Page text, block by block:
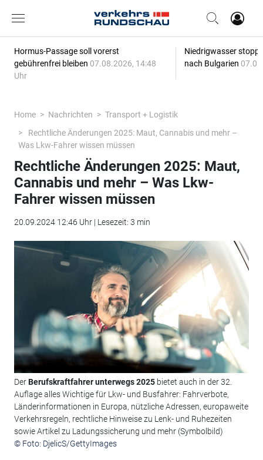
Hormus-Passage soll vorerst
gebührenfrei bleiben 07.08.2026, 14:48
Uhr
Niedrigwasser
nach Bulgarien
Home Nachrichten
Transport + Logistik
Rechtliche Änderungen 2025: Maut, Cannabis und mehr –
Was Lkw-Fahrer wissen müssen
Rechtliche Änderungen 2025: Maut,
Cannabis und mehr – Was Lkw-
Fahrer wissen müssen
20.09.2024 12:46 Uhr | Lesezeit: 3 min
DerBerufskraftfahrer unterwegs 2025bietet auch in der 32.
Auflage alles Wichtige für Lkw- und Busfahrer: Fahrverbote,
Länderinformationen in Europa, nützliche Adressen, europaweite
Verkehrsregeln, rechtliche Hinweise zu Lenk- und Ruhezeiten
sowie Artikel zu Ladungssicherung und mehr (Symbolbild)
© Foto: DjelicS/GettyImages